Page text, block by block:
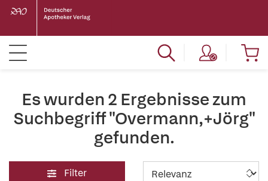
Es wurden 2 Ergebnisse zum
Suchbegriff "Overmann,+Jörg"
gefunden.
Filter